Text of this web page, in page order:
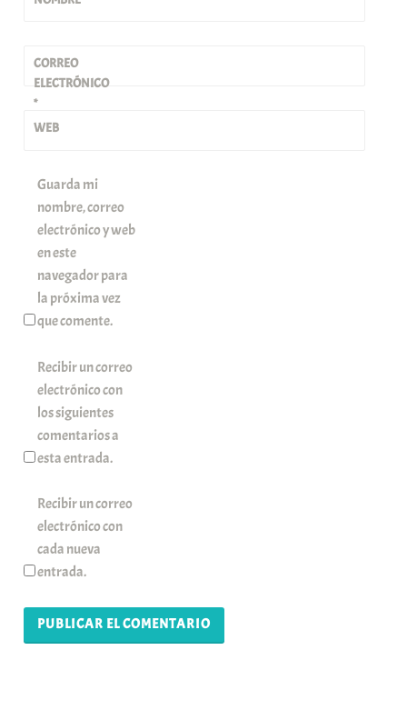
CORREO
ELECTRÓNICO
*
WEB
Guarda mi
nombre, correo
electrónico y web
en este
navegador para
la próxima vez
que comente.
Recibir un correo
electrónico con
los siguientes
comentarios a
esta entrada.
Recibir un correo
electrónico con
cada nueva
entrada.